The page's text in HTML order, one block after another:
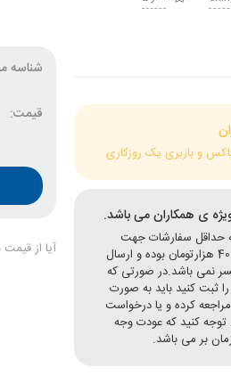
و باربری یک روزکاری
ی همکاران می باشد.
حداقل سفارشات جهت
ارسال به شهرستان 400 هزارتومان بوده و ارسال
نمی باشد.در صورتی که
ثبت کنید باید به صورت
کرده و یا درخواست
کنید که عودت وجه
شناسه
قیمت:
آیا از